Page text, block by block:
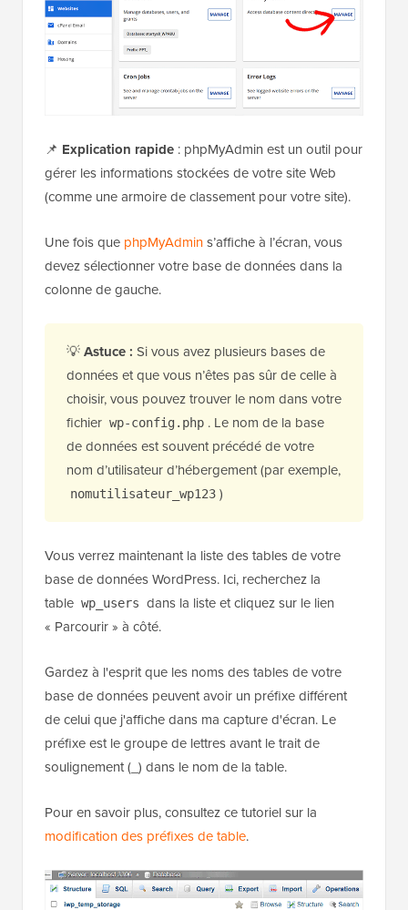
📌 Explication rapide : phpMyAdmin est un outil pour
gérer les informations stockées de votre site Web
(comme une armoire de classement pour votre site).
Une fois que phpMyAdmins’affiche à l’écran, vous
devez sélectionner votre base de données dans la
colonne de gauche.
💡Astuce : Si vous avez plusieurs bases de
données et que vous n’êtes pas sûr de celle à
choisir, vous pouvez trouver le nom dans votre
fichier wp-config.php . Le nom de la base
de données est souvent précédé de votre
nom d’utilisateur d’hébergement (par exemple,
nomutilisateur_wp123 )
Vous verrez maintenant la liste des tables de votre
base de données WordPress. Ici, recherchez la
table wp_users dans la liste et cliquez sur le lien
« Parcourir » à côté.
Gardez à l'esprit que les noms des tables de votre
base de données peuvent avoir un préfixe différent
de celui que j'affiche dans ma capture d'écran. Le
préfixe est le groupe de lettres avant le trait de
soulignement (_) dans le nom de la table.
Pour en savoir plus, consultez ce tutoriel sur la
modification des préfixes de table.